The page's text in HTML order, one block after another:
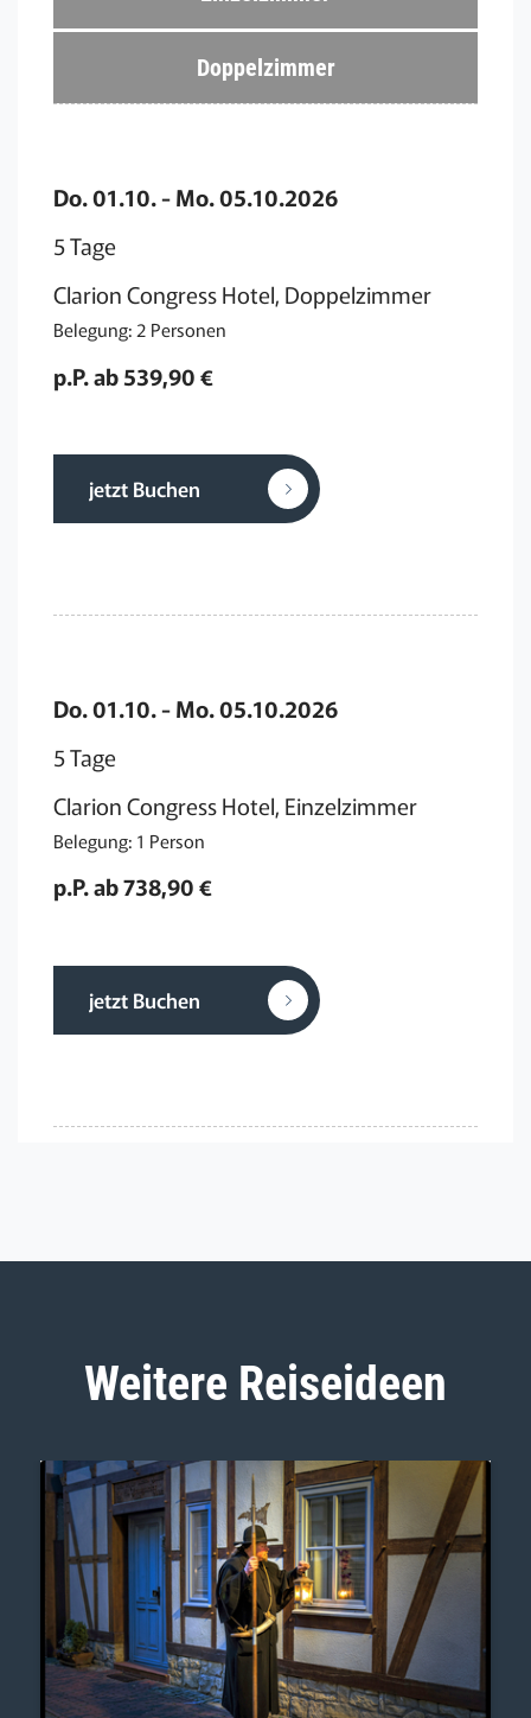
Doppelzimmer
Do. 01.10. - Mo. 05.10.2026
5 Tage
Clarion Congress Hotel, Doppelzimmer
Belegung: 2 Personen
p.P. ab 539,90 €
jetzt Buchen
Do. 01.10. - Mo. 05.10.2026
5 Tage
Clarion Congress Hotel, Einzelzimmer
Belegung: 1 Person
p.P. ab 738,90 €
jetzt Buchen
Weitere Reiseideen